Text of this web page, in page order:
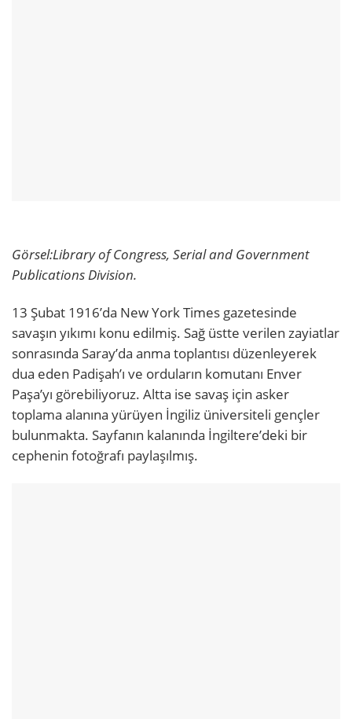
Görsel:Library of Congress, Serial and Government
Publications Division.
13 Şubat 1916’da New York Times gazetesinde
savaşın yıkımı konu edilmiş. Sağ üstte verilen zayiatlar
sonrasında Saray’da anma toplantısı düzenleyerek
dua eden Padişah’ı ve orduların komutanı Enver
Paşa’yı görebiliyoruz. Altta ise savaş için asker
toplama alanına yürüyen İngiliz üniversiteli gençler
bulunmakta. Sayfanın kalanında İngiltere’deki bir
cephenin fotoğrafı paylaşılmış.